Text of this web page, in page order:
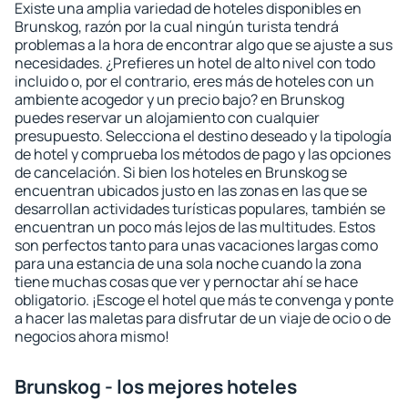
Existe una amplia variedad de hoteles disponibles en
Brunskog, razón por la cual ningún turista tendrá
problemas a la hora de encontrar algo que se ajuste a sus
necesidades. ¿Prefieres un hotel de alto nivel con todo
incluido o, por el contrario, eres más de hoteles con un
ambiente acogedor y un precio bajo? en Brunskog
puedes reservar un alojamiento con cualquier
presupuesto. Selecciona el destino deseado y la tipología
de hotel y comprueba los métodos de pago y las opciones
de cancelación. Si bien los hoteles en Brunskog se
encuentran ubicados justo en las zonas en las que se
desarrollan actividades turísticas populares, también se
encuentran un poco más lejos de las multitudes. Estos
son perfectos tanto para unas vacaciones largas como
para una estancia de una sola noche cuando la zona
tiene muchas cosas que ver y pernoctar ahí se hace
obligatorio. ¡Escoge el hotel que más te convenga y ponte
a hacer las maletas para disfrutar de un viaje de ocio o de
negocios ahora mismo!
Brunskog - los mejores hoteles